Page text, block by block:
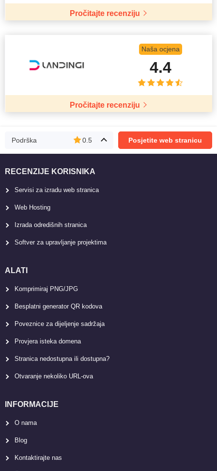
Pročitajte recenziju
Naša ocjena
4.4
Pročitajte recenziju
Podrška 0.5 Posjetite web stranicu
RECENZIJE KORISNIKA
Servisi za izradu web stranica
Web Hosting
Izrada odredišnih stranica
Softver za upravljanje projektima
ALATI
Komprimiraj PNG/JPG
Besplatni generator QR kodova
Poveznice za dijeljenje sadržaja
Provjera isteka domena
Stranica nedostupna ili dostupna?
Otvaranje nekoliko URL-ova
INFORMACIJE
O nama
Blog
Kontaktirajte nas